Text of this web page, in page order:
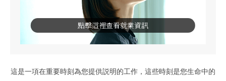
點擊這裡查看就業資訊
這是一項在重要時刻為您提供説明的工作，這些時刻是您生命中的